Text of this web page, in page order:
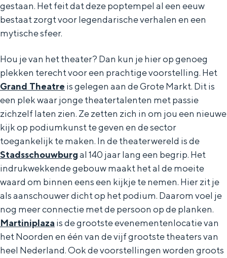
gestaan. Het feit dat deze poptempel al een eeuw
bestaat zorgt voor legendarische verhalen en een
mytische sfeer.
Hou je van het theater? Dan kun je hier op genoeg
plekken terecht voor een prachtige voorstelling. Het
Grand Theatre is gelegen aan de Grote Markt. Dit is
een plek waar jonge theatertalenten met passie
zichzelf laten zien. Ze zetten zich in om jou een nieuwe
kijk op podiumkunst te geven en de sector
toegankelijk te maken. In de theaterwereld is de
Stadsschouwburgal 140 jaar lang een begrip. Het
indrukwekkende gebouw maakt het al de moeite
waard om binnen eens een kijkje te nemen. Hier zit je
als aanschouwer dicht op het podium. Daarom voel je
nog meer connectie met de persoon op de planken.
Martiniplaza is de grootste evenementenlocatie van
het Noorden en één van de vijf grootste theaters van
heel Nederland. Ook de voorstellingen worden groots